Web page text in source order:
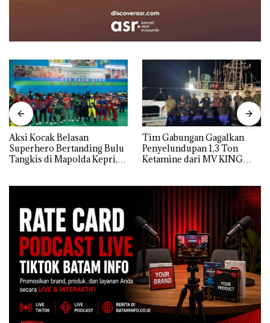
Aksi Kocak Belasan
Superhero Bertanding Bulu
Tangkis di Mapolda Kepri,
Tim Gabungan Gagalkan
Penyelundupan 1,3 Ton
Ketamine dari MV KING